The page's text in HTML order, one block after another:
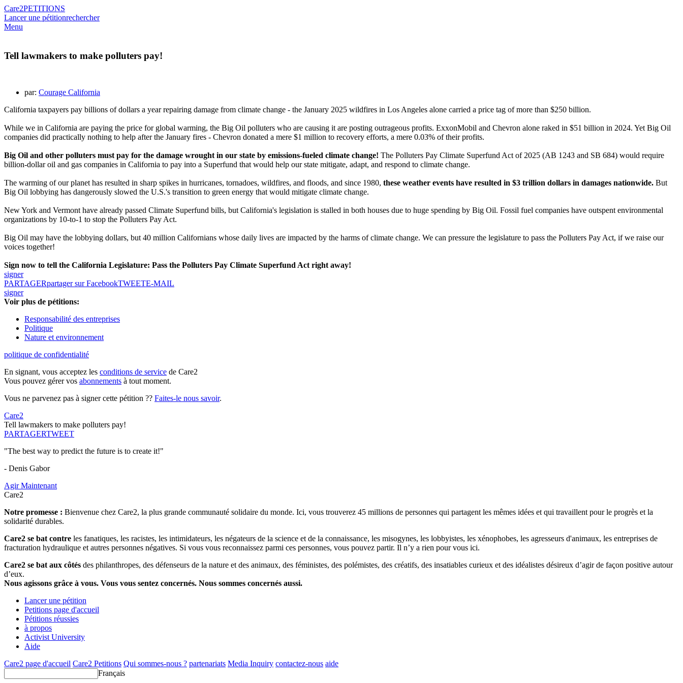
Care2PETITIONS
Lancer une pétitionrechercher
Menu
Tell lawmakers to make polluters pay!
par: Courage California
California taxpayers pay billions of dollars a year repairing damage from climate change - the January 2025 wildfires in Los Angeles alone carried a price tag of more than $250 billion.
While we in California are paying the price for global warming, the Big Oil polluters who are causing it are posting outrageous profits. ExxonMobil and Chevron alone raked in $51 billion in 2024. Yet Big Oil
companies did practically nothing to help after the January fires - Chevron donated a mere $1 million to recovery efforts, a mere 0.03% of their profits.
Big Oil and other polluters must pay for the damage wrought in our state by emissions-fueled climate change! The Polluters Pay Climate Superfund Act of 2025 (AB 1243 and SB 684) would require
billion-dollar oil and gas companies in California to pay into a Superfund that would help our state mitigate, adapt, and respond to climate change.
The warming of our planet has resulted in sharp spikes in hurricanes, tornadoes, wildfires, and floods, and since 1980, these weather events have resulted in $3 trillion dollars in damages nationwide. But
Big Oil lobbying has dangerously slowed the U.S.'s transition to green energy that would mitigate climate change.
New York and Vermont have already passed Climate Superfund bills, but California's legislation is stalled in both houses due to huge spending by Big Oil. Fossil fuel companies have outspent environmental
organizations by 10-to-1 to stop the Polluters Pay Act.
Big Oil may have the lobbying dollars, but 40 million Californians whose daily lives are impacted by the harms of climate change. We can pressure the legislature to pass the Polluters Pay Act, if we raise our
voices together!
Sign now to tell the California Legislature: Pass the Polluters Pay Climate Superfund Act right away!
signer
PARTAGERpartager sur FacebookTWEETE-MAIL
signer
Voir plus de pétitions:
Responsabilité des entreprises
Politique
Nature et environnement
politique de confidentialité
En signant, vous acceptez les conditions de service de Care2
Vous pouvez gérer vos abonnements à tout moment.
Vous ne parvenez pas à signer cette pétition ?? Faites-le nous savoir.
Care2
Tell lawmakers to make polluters pay!
PARTAGERTWEET
"The best way to predict the future is to create it!"
- Denis Gabor
Agir Maintenant
Care2
Notre promesse : Bienvenue chez Care2, la plus grande communauté solidaire du monde. Ici, vous trouverez 45 millions de personnes qui partagent les mêmes idées et qui travaillent pour le progrès et la
solidarité durables.
Care2 se bat contre les fanatiques, les racistes, les intimidateurs, les négateurs de la science et de la connaissance, les misogynes, les lobbyistes, les xénophobes, les agresseurs d'animaux, les entreprises de
fracturation hydraulique et autres personnes négatives. Si vous vous reconnaissez parmi ces personnes, vous pouvez partir. Il n’y a rien pour vous ici.
Care2 se bat aux côtés des philanthropes, des défenseurs de la nature et des animaux, des féministes, des polémistes, des créatifs, des insatiables curieux et des idéalistes désireux d’agir de façon positive autour
d’eux.
Nous agissons grâce à vous. Vous vous sentez concernés. Nous sommes concernés aussi.
Lancer une pétition
Petitions page d'accueil
Pétitions réussies
à propos
Activist University
Aide
Care2 page d'accueil Care2 Petitions Qui sommes-nous ? partenariats Media Inquiry contactez-nous aide
Français